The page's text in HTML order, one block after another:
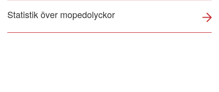
Statistik över mopedolyckor